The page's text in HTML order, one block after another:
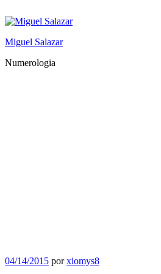
al
Miguel Salazar
Numerologia
Publicado
04/14/2015 porxiomys8